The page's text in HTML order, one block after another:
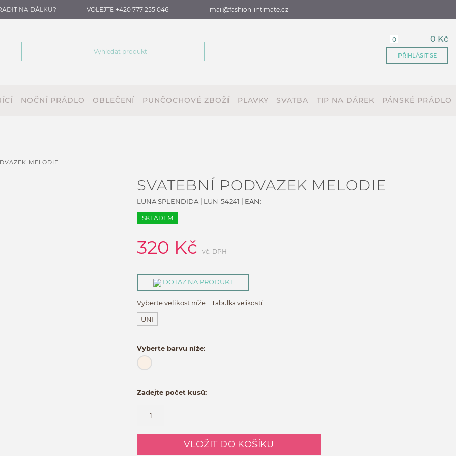
NA DÁLKU? VOLEJTE +420 777 255 046 mail@fashion-intimate.cz
0 0 Kč
PŘIHLÁSIT SE
NOČNÍ PRÁDLO OBLEČENÍ PUNČOCHOVÉ ZBOŽÍ PLAVKY SVATBA TIP NA DÁREK PÁNSKÉ PRÁDLO
MELODIE
SVATEBNÍ PODVAZEK MELODIE
LUNA SPLENDIDA | LUN-54241 | EAN:
SKLADEM
320 Kč vč. DPH
DOTAZ NA PRODUKT
Vyberte velikost níže: Tabulka velikostí
UNI
Vyberte barvu níže:
Zadejte počet kusů:
VLOŽIT DO KOŠÍKU